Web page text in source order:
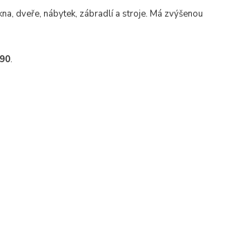
dveře, nábytek, zábradlí a stroje. Má zvýšenou
.